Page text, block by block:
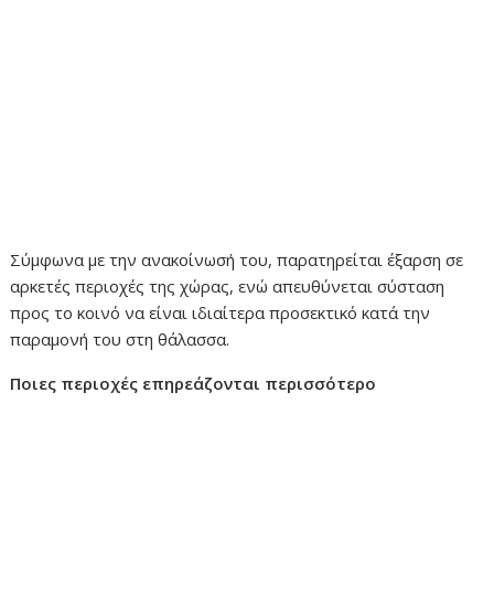
Σύμφωνα με την ανακοίνωσή του, παρατηρείται έξαρση σε
αρκετές περιοχές της χώρας, ενώ απευθύνεται σύσταση
προς το κοινό να είναι ιδιαίτερα προσεκτικό κατά την
παραμονή του στη θάλασσα.
Ποιες περιοχές επηρεάζονται περισσότερο